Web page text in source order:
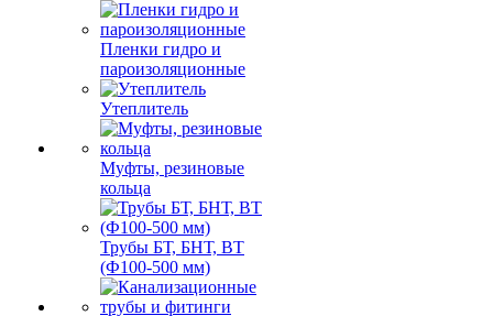
Пленки гидро и
пароизоляционные
Утеплитель
Муфты, резиновые
кольца
Трубы БТ, БНТ, ВТ
(Ф100-500 мм)